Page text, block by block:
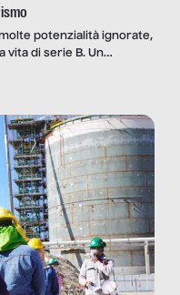
potenzialità ignorate,
vita di serie B. Un
del panorama